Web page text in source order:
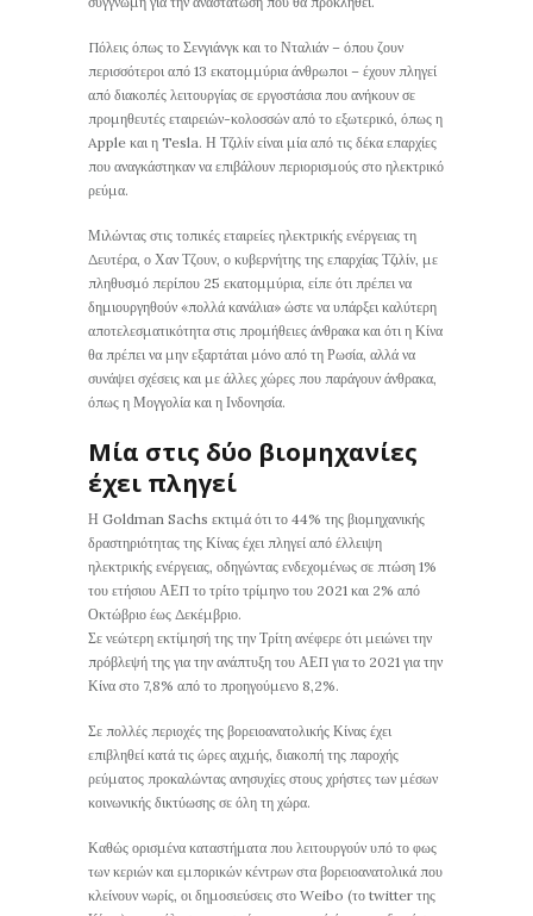
Πόλεις όπως το Σενγιάνγκ και το Νταλιάν – όπου ζουν
περισσότεροι από 13 εκατομμύρια άνθρωποι – έχουν πληγεί
από διακοπές λειτουργίας σε εργοστάσια που ανήκουν σε
προμηθευτές εταιρειών-κολοσσών από το εξωτερικό, όπως η
Apple και η Tesla. Η Τζιλίν είναι μία από τις δέκα επαρχίες
που αναγκάστηκαν να επιβάλουν περιορισμούς στο ηλεκτρικό
ρεύμα.
Μιλώντας στις τοπικές εταιρείες ηλεκτρικής ενέργειας τη
Δευτέρα, ο Χαν Τζουν, ο κυβερνήτης της επαρχίας Τζιλίν, με
πληθυσμό περίπου 25 εκατομμύρια, είπε ότι πρέπει να
δημιουργηθούν «πολλά κανάλια» ώστε να υπάρξει καλύτερη
αποτελεσματικότητα στις προμήθειες άνθρακα και ότι η Κίνα
θα πρέπει να μην εξαρτάται μόνο από τη Ρωσία, αλλά να
συνάψει σχέσεις και με άλλες χώρες που παράγουν άνθρακα,
όπως η Μογγολία και η Ινδονησία.
Μία στις δύο βιομηχανίες
έχει πληγεί
Η Goldman Sachs εκτιμά ότι το 44% της βιομηχανικής
δραστηριότητας της Κίνας έχει πληγεί από έλλειψη
ηλεκτρικής ενέργειας, οδηγώντας ενδεχομένως σε πτώση 1%
του ετήσιου ΑΕΠ το τρίτο τρίμηνο του 2021 και 2% από
Οκτώβριο έως Δεκέμβριο.
Σε νεώτερη εκτίμησή της την Τρίτη ανέφερε ότι μειώνει την
πρόβλεψή της για την ανάπτυξη του ΑΕΠ για το 2021 για την
Κίνα στο 7,8% από το προηγούμενο 8,2%.
Σε πολλές περιοχές της βορειοανατολικής Κίνας έχει
επιβληθεί κατά τις ώρες αιχμής, διακοπή της παροχής
ρεύματος προκαλώντας ανησυχίες στους χρήστες των μέσων
κοινωνικής δικτύωσης σε όλη τη χώρα.
Καθώς ορισμένα καταστήματα που λειτουργούν υπό το φως
των κεριών και εμπορικών κέντρων στα βορειοανατολικά που
κλείνουν νωρίς, οι δημοσιεύσεις στο Weibo (το twitter της